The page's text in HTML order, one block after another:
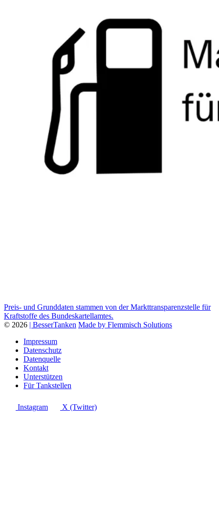
Preis- und Grunddaten stammen von der Markttransparenzstelle für
Kraftstoffe des Bundeskartellamtes.
© 2026 | BesserTanken Made by Flemmisch Solutions
Impressum
Datenschutz
Datenquelle
Kontakt
Unterstützen
Für Tankstellen
Instagram X (Twitter)